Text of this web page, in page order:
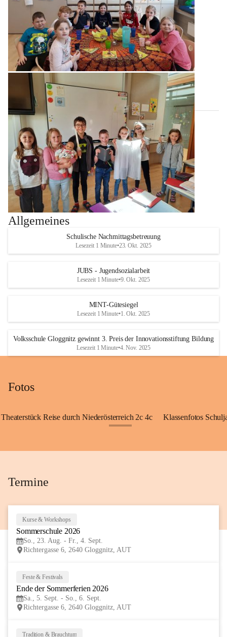
Allgemeines
Schulische Nachmittagsbetreuung
Lesezeit 1 Minute•23. Okt. 2025
JUBS - Jugendsozialarbeit
Lesezeit 1 Minute•9. Okt. 2025
MINT-Gütesiegel
Lesezeit 1 Minute•1. Okt. 2025
Volksschule Gloggnitz gewinnt 3. Preis der Innovationsstiftung Bildung
Lesezeit 1 Minute•4. Nov. 2025
Fotos
Theaterstück Reise durch Niederösterreich 2c 4c Klassenfotos
Termine
Kurse & Workshops
Sommerschule 2026
So., 23. Aug. - Fr., 4. Sept.
Richtergasse 6, 2640 Gloggnitz, AUT
Feste & Festivals
Ende der Sommerferien 2026
Sa., 5. Sept. - So., 6. Sept.
Richtergasse 6, 2640 Gloggnitz, AUT
Tradition & Brauchtum